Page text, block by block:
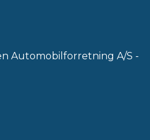
Automobilforretning A/S -